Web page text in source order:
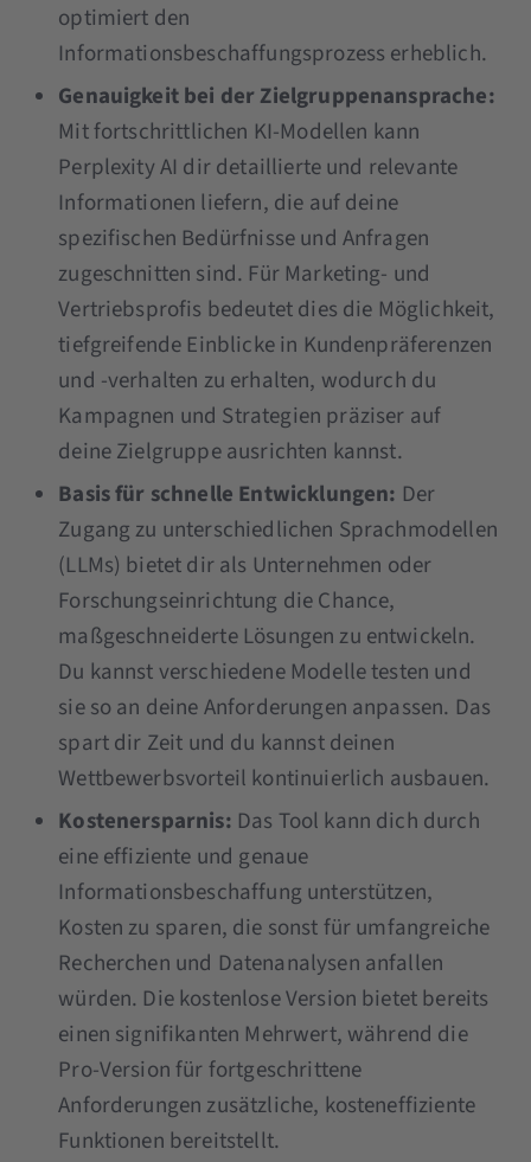
optimiert den
Informationsbeschaffungsprozess erheblich​​.
Genauigkeit bei der Zielgruppenansprache:
Mit fortschrittlichen KI-Modellen kann
Perplexity AI dir detaillierte und relevante
Informationen liefern, die auf deine
spezifischen Bedürfnisse und Anfragen
zugeschnitten sind. Für Marketing- und
Vertriebsprofis bedeutet dies die Möglichkeit,
tiefgreifende Einblicke in Kundenpräferenzen
und -verhalten zu erhalten, wodurch du
Kampagnen und Strategien präziser auf
deine Zielgruppe ausrichten kannst​​.
Basis für schnelle Entwicklungen: Der
Zugang zu unterschiedlichen Sprachmodellen
(LLMs) bietet dir als Unternehmen oder
Forschungseinrichtung die Chance,
maßgeschneiderte Lösungen zu entwickeln.
Du kannst verschiedene Modelle testen und
sie so an deine Anforderungen anpassen. Das
spart dir Zeit und du kannst deinen
Wettbewerbsvorteil kontinuierlich ausbauen.
Kostenersparnis: Das Tool kann dich durch
eine effiziente und genaue
Informationsbeschaffung unterstützen,
Kosten zu sparen, die sonst für umfangreiche
Recherchen und Datenanalysen anfallen
würden. Die kostenlose Version bietet bereits
einen signifikanten Mehrwert, während die
Pro-Version für fortgeschrittene
Anforderungen zusätzliche, kosteneffiziente
Funktionen bereitstellt​​.